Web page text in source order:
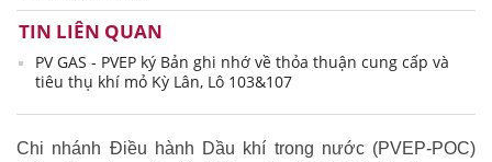
TIN LIÊN QUAN
PV GAS - PVEP ký Bản ghi nhớ về thỏa thuận cung cấp và
tiêu thụ khí mỏ Kỳ Lân, Lô 103&107
Chi nhánh Điều hành Dầu khí trong nước (PVEP-POC)